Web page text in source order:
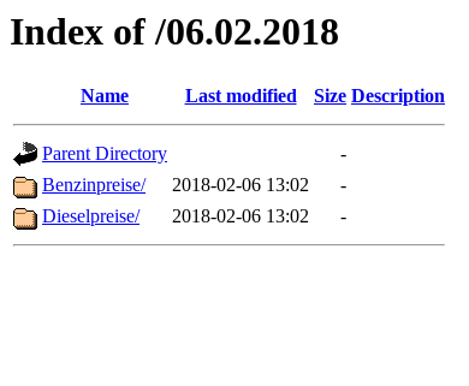
Index of /06.02.2018
Name Last modified Size Description
Parent Directory
-
Benzinpreise/
2018-02-06 13:02
-
Dieselpreise/
2018-02-06 13:02 -